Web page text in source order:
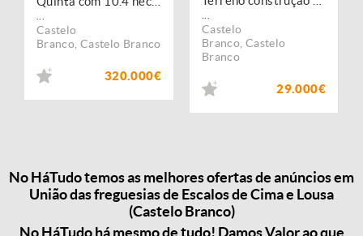
Castelo
Branco Castelo Branco
320.000€
Castelo
Branco Castelo
Branco
29.000€
No HáTudo temos as melhores ofertas de anúncios em
União das freguesias de Escalos de Cima e Lousa
(Castelo Branco)
No HáTudo há mesmo de tudo! Damos Valor ao que